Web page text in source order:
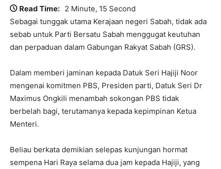
Read Time: 2 Minute, 15 Second
Sebagai tunggak utama Kerajaan negeri Sabah, tidak ada
sebab untuk Parti Bersatu Sabah menggugat keutuhan
dan perpaduan dalam Gabungan Rakyat Sabah (GRS).
Dalam memberi jaminan kepada Datuk Seri Hajiji Noor
mengenai komitmen PBS, Presiden parti, Datuk Seri Dr
Maximus Ongkili menambah sokongan PBS tidak
berbelah bagi, terutamanya kepada kepimpinan Ketua
Menteri.
Beliau berkata demikian selepas kunjungan hormat
sempena Hari Raya selama dua jam kepada Hajiji, yang